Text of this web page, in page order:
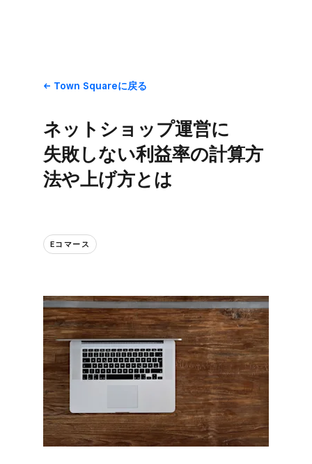
Town Squareに​戻る
ネットショップ運営に​
失敗しない​利益率の​計算方​
法や​上げ方とは
Eコマース